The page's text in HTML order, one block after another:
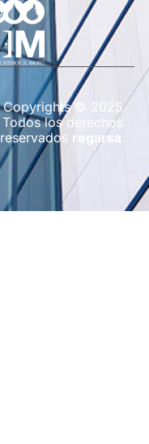
Copyrights © 2025
Todos los derechos
reservados regarsa .